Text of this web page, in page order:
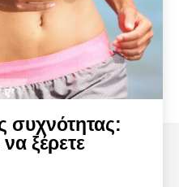
συχνότητας:
ξέρετε